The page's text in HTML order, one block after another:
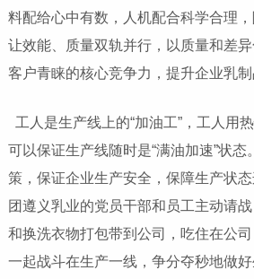
料配给心中有数，人机配合科学合理，
让效能、质量双轨并行，以质量和差
客户青睐的核心竞争力，提升企业乳制
工人是生产线上的“加油工”，工人用
可以保证生产线随时是“满油加速”状
策，保证企业生产安全，保障生产状
团遵义乳业的党员干部和员工主动请
和换洗衣物打包带到公司，吃住在公
一起战斗在生产一线，争分夺秒地做